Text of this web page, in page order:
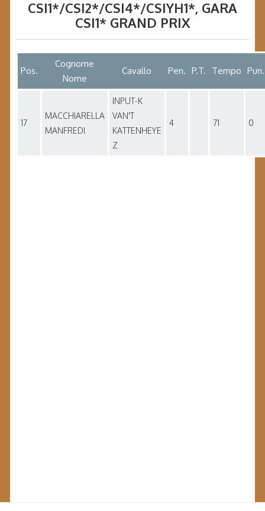
CSI1*/CSI2*/CSI4*/CSIYH1*, GARA
CSI1* GRAND PRIX
Pos.
Cognome
Nome
Cavallo Pen. P.T. Tempo Pun.
17
MACCHIARELLA
MANFREDI
INPUT-K
VAN'T
KATTENHEYE
Z
4 71 0